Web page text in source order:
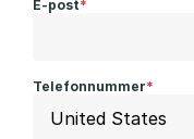
E-post*
Telefonnummer*